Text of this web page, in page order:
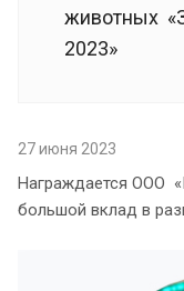
животных
2023»
27 июня 2023
Награждается ООО
большой вклад в